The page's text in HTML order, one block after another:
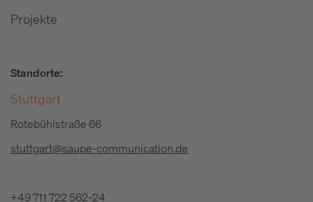
Projekte
Standorte:
Stuttgart
Rotebühlstraße 66
stuttgart@saupe-communication.de
+49 711 722 562-24